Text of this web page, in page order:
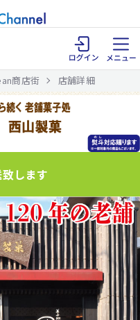
商店街 店舗詳細
します